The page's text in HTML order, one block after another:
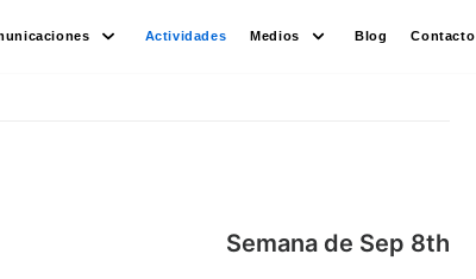
Actividades Medios Blog Contacto
Semana de Sep 8th